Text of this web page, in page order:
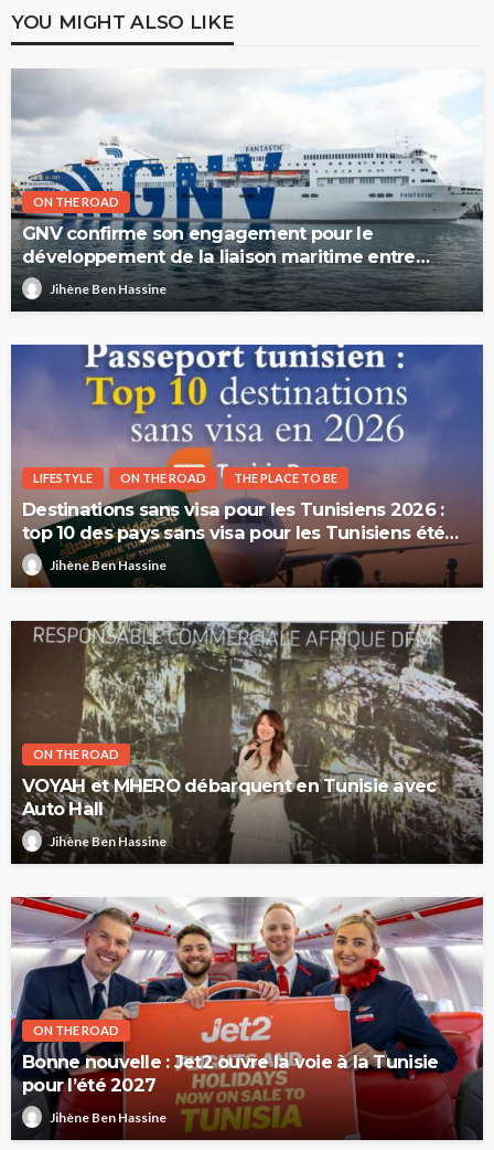
YOU MIGHT ALSO LIKE
ON THE ROAD
GNV confirme son engagement pour le
développement de la liaison maritime entre
l’Italie et la Tunisie
Jihène Ben Hassine
LIFESTYLE ON THE ROAD THE PLACE TO BE
Destinations sans visa pour les Tunisiens 2026 :
top 10 des pays sans visa pour les Tunisiens été
2026Jihène Ben Hassine
ON THE ROAD
VOYAH et MHERO débarquent en Tunisie avec
Auto Hall
Jihène Ben Hassine
ON THE ROAD
Bonne nouvelle : Jet2 ouvre la voie à la Tunisie
pour l’été 2027
Jihène Ben Hassine